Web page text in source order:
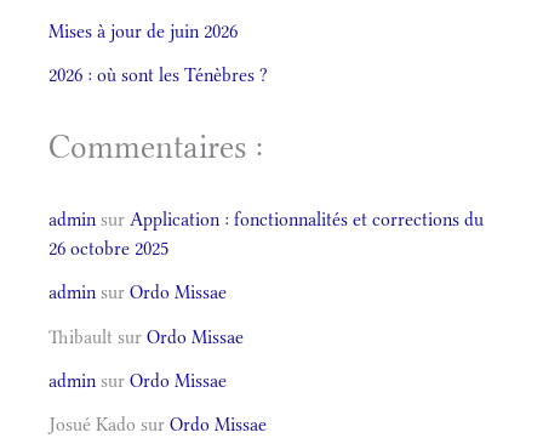
Mises à jour de juin 2026
2026 : où sont les Ténèbres ?
Commentaires :
admin sur Application : fonctionnalités et corrections du
26 octobre 2025
admin sur Ordo Missae
Thibault sur Ordo Missae
admin sur Ordo Missae
Josué Kado sur Ordo Missae